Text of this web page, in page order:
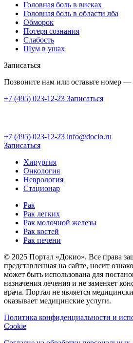
Головная боль в висках
Головная боль в области лба
Обморок
Потеря сознания
Слабость
Шум в ушах
Записаться
Позвоните нам или оставьте номер
+7 (495) 023-12-23 Записаться
+7 (495) 023-12-23 info@docio.ru
Записаться
Хирургия
Онкология
Неврология
Стационар
Рак
Рак легких
Рак молочной железы
Рак костей
Рак печени
© 2025 Портал «Докио». Все права
представленная на сайте, носит
может быть использована для
назначения лечения и не заменяет
врача. Портал не является
оказывает медицинские услуги.
Политика конфиденциальности и
Cookie